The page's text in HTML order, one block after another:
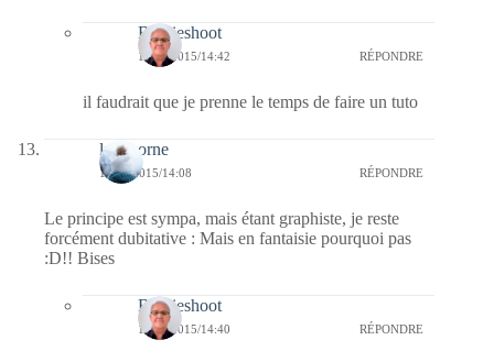
Bernieshoot
17/03/2015/14:42 RÉPONDRE
il faudrait que je prenne le temps de faire un tuto
la lykorne
17/03/2015/14:08 RÉPONDRE
Le principe est sympa, mais étant graphiste, je reste
forcément dubitative : Mais en fantaisie pourquoi pas
:D!! Bises
Bernieshoot
17/03/2015/14:40 RÉPONDRE